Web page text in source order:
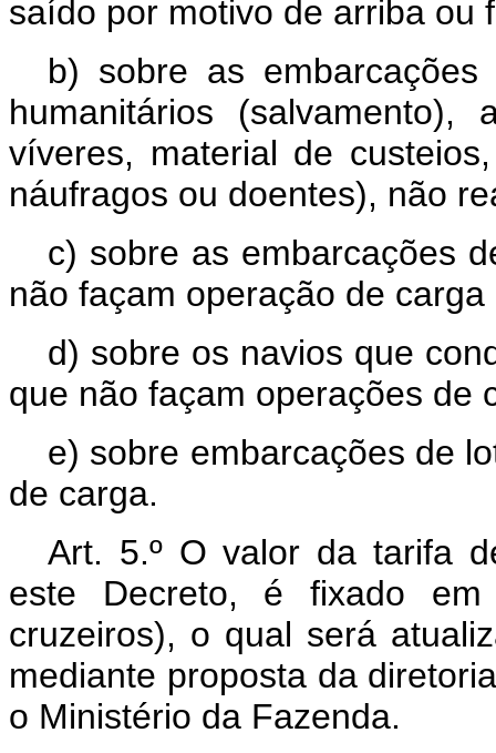
saído por motivo de arriba ou
b) sobre as
humanitários (salvamento),
víveres, material de
náufragos ou doentes), não
c) sobre as embarcações
não façam operação de
d) sobre os navios que
que não façam operações de
e) sobre embarcações de
de carga.
Art. 5.º O valor da tarifa
este Decreto, é fixado em
cruzeiros), o qual será
mediante proposta da
o Ministério da Fazenda.